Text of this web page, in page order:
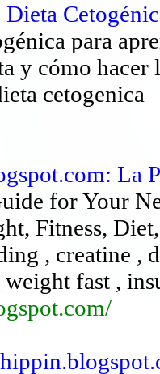
para
y cómo
cetogenica
La
for Your
Fitness,
, creatine ,
fast ,